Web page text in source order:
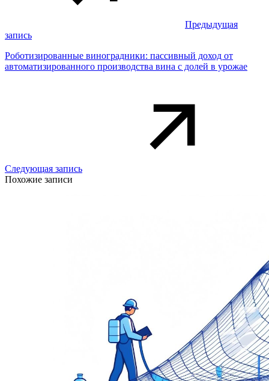
Предыдущая
запись
Роботизированные виноградники: пассивный доход от
автоматизированного производства вина с долей в урожае
Следующая запись
Похожие записи